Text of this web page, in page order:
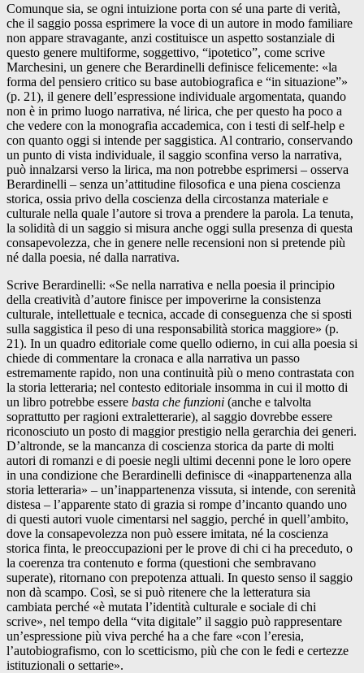
Comunque sia, se ogni intuizione porta con sé una parte di verità,
che il saggio possa esprimere la voce di un autore in modo familiare
non appare stravagante, anzi costituisce un aspetto sostanziale di
questo genere multiforme, soggettivo, “ipotetico”, come scrive
Marchesini, un genere che Berardinelli definisce felicemente: «la
forma del pensiero critico su base autobiografica e “in situazione”»
(p. 21), il genere dell’espressione individuale argomentata, quando
non è in primo luogo narrativa, né lirica, che per questo ha poco a
che vedere con la monografia accademica, con i testi di self-help e
con quanto oggi si intende per saggistica. Al contrario, conservando
un punto di vista individuale, il saggio sconfina verso la narrativa,
può innalzarsi verso la lirica, ma non potrebbe esprimersi – osserva
Berardinelli – senza un’attitudine filosofica e una piena coscienza
storica, ossia privo della coscienza della circostanza materiale e
culturale nella quale l’autore si trova a prendere la parola. La tenuta,
la solidità di un saggio si misura anche oggi sulla presenza di questa
consapevolezza, che in genere nelle recensioni non si pretende più
né dalla poesia, né dalla narrativa.
Scrive Berardinelli: «Se nella narrativa e nella poesia il principio
della creatività d’autore finisce per impoverirne la consistenza
culturale, intellettuale e tecnica, accade di conseguenza che si sposti
sulla saggistica il peso di una responsabilità storica maggiore» (p.
21). In un quadro editoriale come quello odierno, in cui alla poesia si
chiede di commentare la cronaca e alla narrativa un passo
estremamente rapido, non una continuità più o meno contrastata con
la storia letteraria; nel contesto editoriale insomma in cui il motto di
un libro potrebbe essere basta che funzioni (anche e talvolta
soprattutto per ragioni extraletterarie), al saggio dovrebbe essere
riconosciuto un posto di maggior prestigio nella gerarchia dei generi.
D’altronde, se la mancanza di coscienza storica da parte di molti
autori di romanzi e di poesie negli ultimi decenni pone le loro opere
in una condizione che Berardinelli definisce di «inappartenenza alla
storia letteraria» – un’inappartenenza vissuta, si intende, con serenità
distesa – l’apparente stato di grazia si rompe d’incanto quando uno
di questi autori vuole cimentarsi nel saggio, perché in quell’ambito,
dove la consapevolezza non può essere imitata, né la coscienza
storica finta, le preoccupazioni per le prove di chi ci ha preceduto, o
la coerenza tra contenuto e forma (questioni che sembravano
superate), ritornano con prepotenza attuali. In questo senso il saggio
non dà scampo. Così, se si può ritenere che la letteratura sia
cambiata perché «è mutata l’identità culturale e sociale di chi
scrive», nel tempo della “vita digitale” il saggio può rappresentare
un’espressione più viva perché ha a che fare «con l’eresia,
l’autobiografismo, con lo scetticismo, più che con le fedi e certezze
istituzionali o settarie».